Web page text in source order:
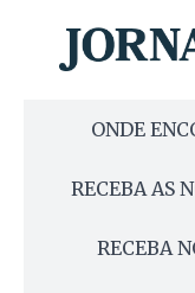
ONDE
RECEBA AS
RECEBA